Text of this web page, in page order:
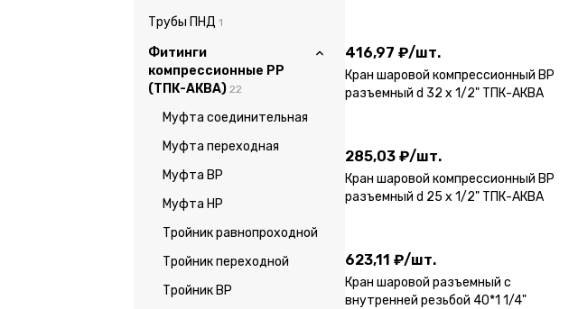
Трубы ПНД 1
Фитинги
компрессионные PP
(ТПК-АКВА) 22
Муфта соединительная
Муфта переходная
Муфта ВР
Муфта НР
Тройник равнопроходной
Тройник переходной
Тройник ВР
416,97 ₽/шт.
Кран шаровой компрессионный ВР
разъемный d 32 х 1/2" ТПК-АКВА
285,03 ₽/шт.
Кран шаровой компрессионный ВР
разъемный d 25 х 1/2" ТПК-АКВА
623,11 ₽/шт.
Кран шаровой разъемный с
внутренней резьбой 40*1 1/4"